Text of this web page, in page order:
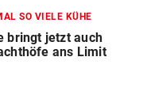
SO VIELE KÜHE
bringt jetzt auch
ans Limit